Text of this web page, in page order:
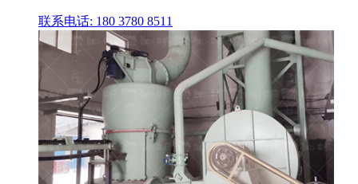
联系电话: 180 3780 8511